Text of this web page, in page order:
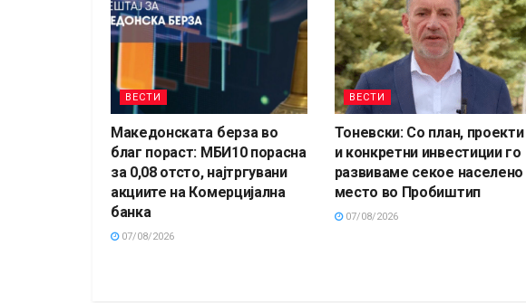
ВЕСТИ
Македонската берза во
благ пораст: МБИ10 порасна
за 0,08 отсто, најтргувани
акциите на Комерцијална
банка
07/08/2026
ВЕСТИ
Тоневски: Со план, проекти
и конкретни инвестиции го
развиваме секое населено
место во Пробиштип
07/08/2026